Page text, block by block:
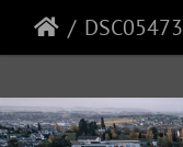
DSC05473